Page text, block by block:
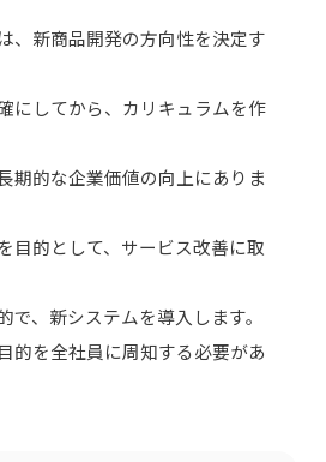
、新商品開発の方向性を決定す
にしてから、カリキュラムを作
期的な企業価値の向上にありま
目的として、サービス改善に取
で、新システムを導入します。
的を全社員に周知する必要があ